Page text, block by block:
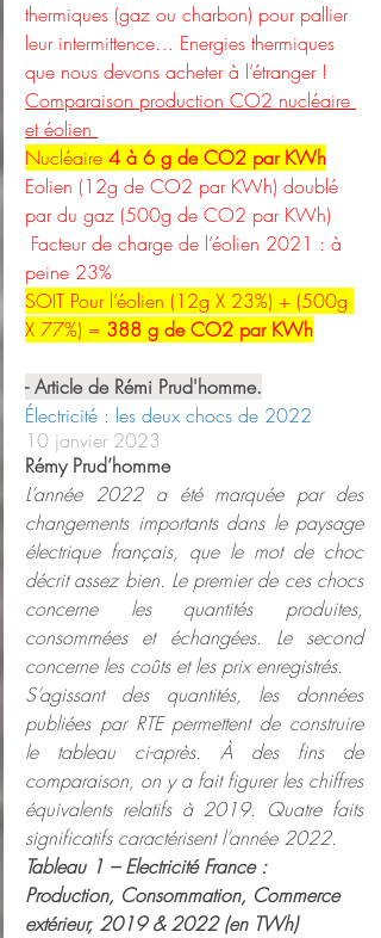
thermiques (gaz ou charbon) pour pallier
leur intermittence… Energies thermiques
que nous devons acheter à l’étranger !
Comparaison production CO2 nucléaire
et éolien
Nucléaire 4 à 6 g de CO2 par KWh
Eolien (12g de CO2 par KWh) doublé
par du gaz (500g de CO2 par KWh)
peine 23%
SOIT Pour l’éolien (12g X 23%) + (500g
X 77%) = 388 g de CO2 par KWh
- Article de Rémi Prud'homme.
Électricité : les deux chocs de 2022
10 janvier 2023
Rémy Prud’homme
L’année 2022 a été marquée par des
changements importants dans le paysage
électrique français, que le mot de choc
décrit assez bien. Le premier de ces chocs
concerne les quantités produites,
consommées et échangées. Le second
concerne les coûts et les prix enregistrés.
S’agissant des quantités, les données
publiées par RTE permettent de construire
le tableau ci-après. À des fins de
comparaison, on y a fait figurer les chiffres
équivalents relatifs à 2019. Quatre faits
significatifs caractérisent l’année 2022.
Tableau 1 – Electricité France :
Production, Consommation, Commerce
extérieur, 2019 & 2022 (en TWh)